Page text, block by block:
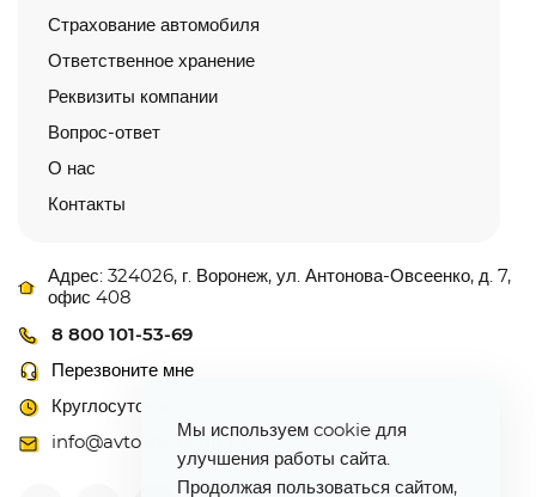
Страхование автомобиля
Ответственное хранение
Реквизиты компании
Вопрос-ответ
О нас
Контакты
Адрес: 324026, г. Воронеж, ул. Антонова-Овсеенко, д. 7,
офис 408
8 800 101-53-69
Перезвоните мне
Круглосуточно
info@avtovoz-centr.ru
Мы используем cookie для
улучшения работы сайта.
Продолжая пользоваться сайтом,